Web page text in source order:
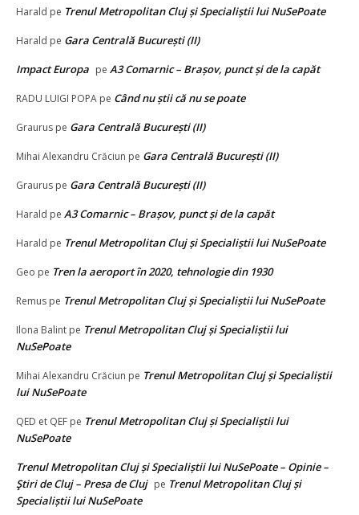
Harald pe Trenul Metropolitan Cluj și Specialiștii lui NuSePoate
Harald pe Gara Centrală București (II)
Impact Europa pe A3 Comarnic – Brașov, punct și de la capăt
RADU LUIGI POPA pe Când nu știi că nu se poate
Graurus pe Gara Centrală București (II)
Mihai Alexandru Crăciun pe Gara Centrală București (II)
Graurus pe Gara Centrală București (II)
Harald pe A3 Comarnic – Brașov, punct și de la capăt
Harald pe Trenul Metropolitan Cluj și Specialiștii lui NuSePoate
Geo pe Tren la aeroport în 2020, tehnologie din 1930
Remus pe Trenul Metropolitan Cluj și Specialiștii lui NuSePoate
Ilona Balint pe Trenul Metropolitan Cluj și Specialiștii lui
NuSePoate
Mihai Alexandru Crăciun pe Trenul Metropolitan Cluj și Specialiștii
lui NuSePoate
QED et QEF pe Trenul Metropolitan Cluj și Specialiștii lui
NuSePoate
Trenul Metropolitan Cluj și Specialiștii lui NuSePoate – Opinie –
Ştiri de Cluj – Presa de Cluj pe Trenul Metropolitan Cluj și
Specialiștii lui NuSePoate